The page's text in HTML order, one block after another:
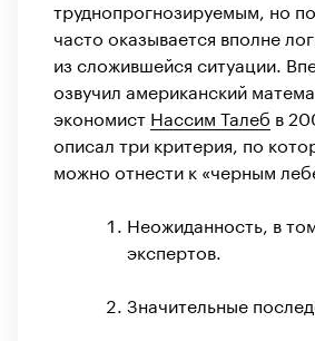
труднопрогнозируемым, но
часто оказывается вполне
из сложившейся ситуации.
озвучил американский
экономист Нассим Талеб в
описал три критерия, по
можно отнести к «черным
Неожиданность, в
экспертов.
Значительные